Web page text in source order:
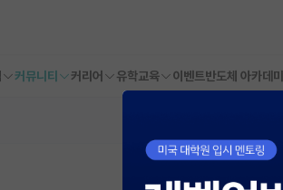
커뮤니티 커리어 유학교육 이벤트반도체 아카데미